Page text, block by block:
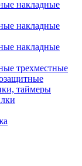
накладные
накладные
накладные
трехместные
таймеры